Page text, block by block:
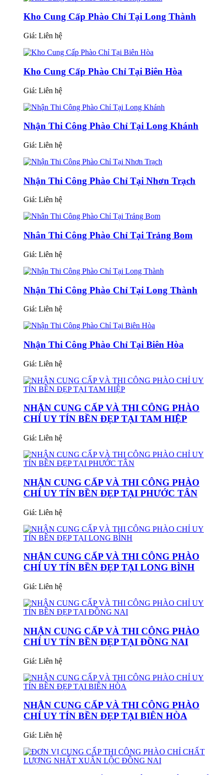
Kho Cung Cấp Phào Chỉ Tại Long Thành
Giá: Liên hệ
Kho Cung Cấp Phào Chỉ Tại Biên Hòa
Giá: Liên hệ
Nhận Thi Công Phào Chỉ Tại Long Khánh
Giá: Liên hệ
Nhận Thi Công Phào Chỉ Tại Nhơn Trạch
Giá: Liên hệ
Nhân Thi Công Phào Chỉ Tại Trảng Bom
Giá: Liên hệ
Nhận Thi Công Phào Chỉ Tại Long Thành
Giá: Liên hệ
Nhận Thi Công Phào Chỉ Tại Biên Hòa
Giá: Liên hệ
NHẬN CUNG CẤP VÀ THI CÔNG PHÀO
CHỈ UY TÍN BỀN ĐẸP TẠI TAM HIỆP
Giá: Liên hệ
NHẬN CUNG CẤP VÀ THI CÔNG PHÀO
CHỈ UY TÍN BỀN ĐẸP TẠI PHƯỚC TÂN
Giá: Liên hệ
NHẬN CUNG CẤP VÀ THI CÔNG PHÀO
CHỈ UY TÍN BỀN ĐẸP TẠI LONG BÌNH
Giá: Liên hệ
NHẬN CUNG CẤP VÀ THI CÔNG PHÀO
CHỈ UY TÍN BỀN ĐẸP TẠI ĐỒNG NAI
Giá: Liên hệ
NHẬN CUNG CẤP VÀ THI CÔNG PHÀO
CHỈ UY TÍN BỀN ĐẸP TẠI BIÊN HÒA
Giá: Liên hệ